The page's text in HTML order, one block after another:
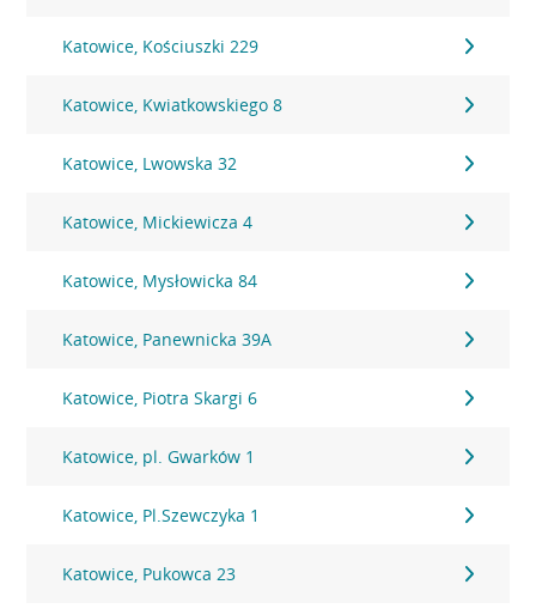
Katowice, Kościuszki 229
Katowice, Kwiatkowskiego 8
Katowice, Lwowska 32
Katowice, Mickiewicza 4
Katowice, Mysłowicka 84
Katowice, Panewnicka 39A
Katowice, Piotra Skargi 6
Katowice, pl. Gwarków 1
Katowice, Pl.Szewczyka 1
Katowice, Pukowca 23